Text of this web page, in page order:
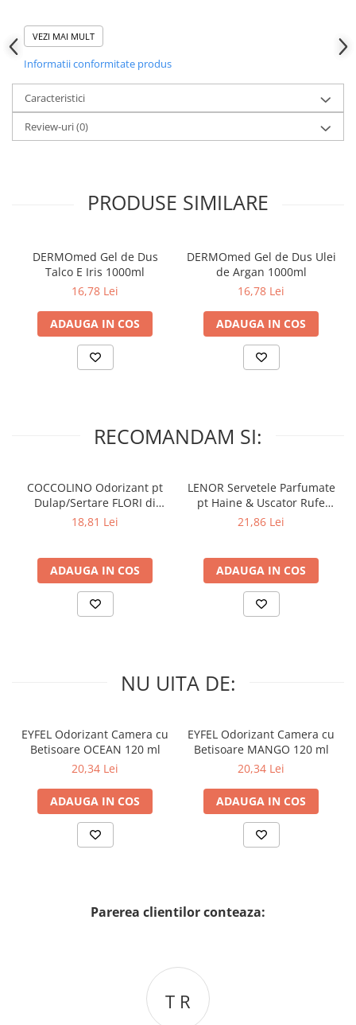
Caracteristicile gelului de duș cremos de la Bio Naturell:
- are o consistenta groasa cu o aroma incredibila;
- spumeaza bine. Contactul cu apa;
- indeparteaza eficient tot felul de contaminanti;
- inmoaie usor zonele aspre ale epidermei;
- fără componente care provoacă uscăciune și iritații;
- combate activ semnele de deshidratare;
- are efect antiinflamator si calmant;
- privează pielea de uscăciune, matitate, exfoliere;
VEZI MAI MULT
Informatii conformitate produs
Caracteristici
Review-uri(0)
PRODUSE SIMILARE
DERMOmed Gel de Dus
Talco E Iris 1000ml
16,78 Lei
ADAUGA IN COS
DERMOmed Gel de Dus Ulei
de Argan 1000ml
16,78 Lei
ADAUGA IN COS
RECOMANDAM SI:
COCCOLINO Odorizant pt
Dulap/Sertare FLORI di
PRIMAVERA 3 buc
18,81 Lei
ADAUGA IN COS
LENOR Servetele Parfumate
pt Haine & Uscator Rufe
SPRING AWAKENING 34 buc
21,86 Lei
ADAUGA IN COS
NU UITA DE:
EYFEL Odorizant Camera cu
Betisoare OCEAN 120 ml
20,34 Lei
ADAUGA IN COS
EYFEL Odorizant Camera cu
Betisoare MANGO 120 ml
20,34 Lei
ADAUGA IN COS
Parerea clientilor conteaza: